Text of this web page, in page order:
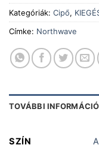
Kategóriák: Cipő,
Címke: Northwave
TOVÁBBI
SZÍN